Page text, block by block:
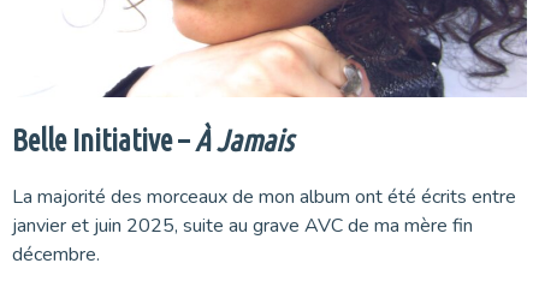
Belle Initiative –À Jamais
La majorité des morceaux de mon album ont été écrits entre
janvier et juin 2025, suite au grave AVC de ma mère fin
décembre.